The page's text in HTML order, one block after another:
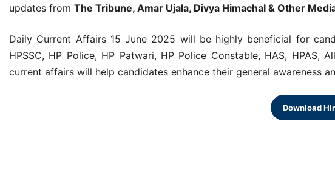
updates from The Tribune, Amar Ujala, Divya Himachal & Other
Daily Current Affairs 15 June 2025 will be highly beneficial for
HPSSC, HP Police, HP Patwari, HP Police Constable, HAS, HPAS,
current affairs will help candidates enhance their general awareness
Download